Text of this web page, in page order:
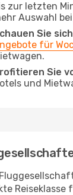
zur letzten
Auswahl
Sie
für
Sie
und
Reiseklasse